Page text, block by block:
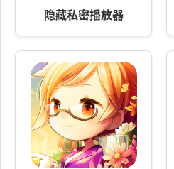
隐藏私密播放器